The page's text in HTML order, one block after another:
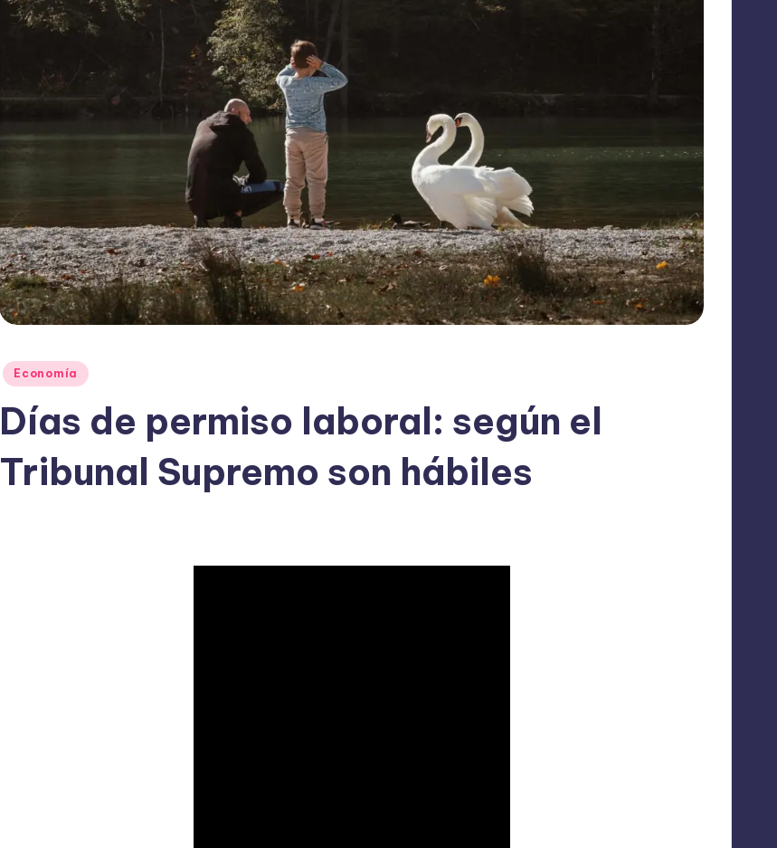
Publicado
Economía
Días de permiso laboral: según el
Tribunal Supremo son hábiles